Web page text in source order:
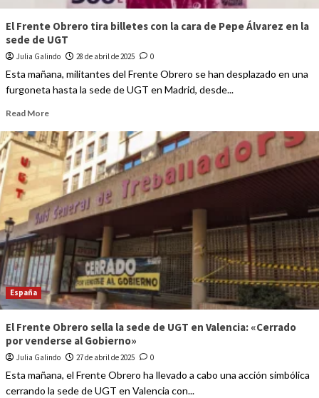
El Frente Obrero tira billetes con la cara de Pepe Álvarez en la
sede de UGT
Julia Galindo 28 de abril de 2025 0
Esta mañana, militantes del Frente Obrero se han desplazado en una
furgoneta hasta la sede de UGT en Madrid, desde...
Read More
España
El Frente Obrero sella la sede de UGT en Valencia: «Cerrado
por venderse al Gobierno»
Julia Galindo 27 de abril de 2025 0
Esta mañana, el Frente Obrero ha llevado a cabo una acción simbólica
cerrando la sede de UGT en Valencia con...